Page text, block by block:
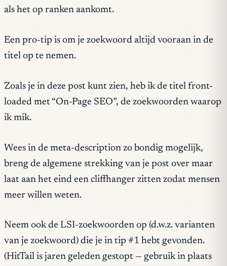
als het op ranken aankomt.
Een pro-tip is om je zoekwoord altijd vooraan in de
titel op te nemen.
Zoals je in deze post kunt zien, heb ik de titel front-
loaded met “On-Page SEO”, de zoekwoorden waarop
ik mik.
Wees in de meta-description zo bondig mogelijk,
breng de algemene strekking van je post over maar
laat aan het eind een cliffhanger zitten zodat mensen
meer willen weten.
Neem ook de LSI-zoekwoorden op (d.w.z. varianten
van je zoekwoord) die je in tip #1 hebt gevonden.
(HitTail is jaren geleden gestopt — gebruik in plaats